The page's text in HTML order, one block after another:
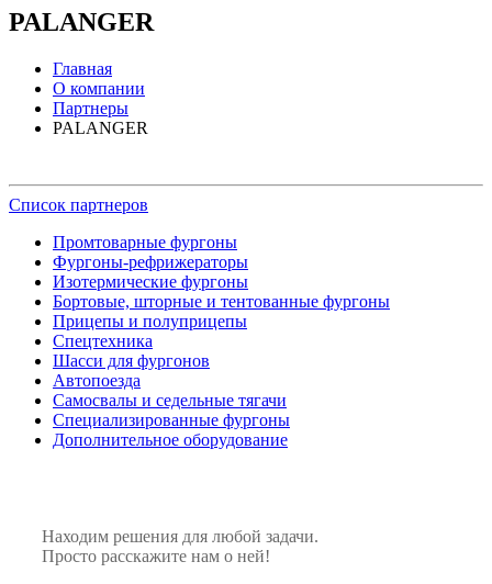
PALANGER
Главная
О компании
Партнеры
PALANGER
Список партнеров
Промтоварные фургоны
Фургоны-рефрижераторы
Изотермические фургоны
Бортовые, шторные и тентованные фургоны
Прицепы и полуприцепы
Спецтехника
Шасси для фургонов
Автопоезда
Самосвалы и седельные тягачи
Специализированные фургоны
Дополнительное оборудование
Находим решения для любой задачи.
Просто расскажите нам о ней!